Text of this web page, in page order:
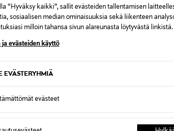
“Hyväksy kaikki”, sallit evästeiden tallentamisen
sosiaalisen median ominaisuuksia sekä liikenteen
milloin tahansa sivun alareunasta löytyvästä linkistä.
ja evästeiden käyttö
EVÄSTERYHMIÄ
evästeet